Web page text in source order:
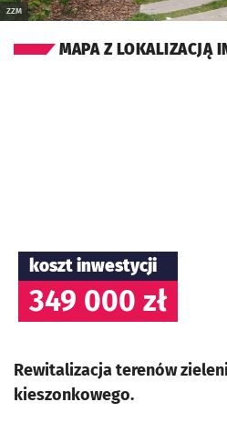
ZZM
MAPA Z LOKALIZACJĄ
koszt inwestycji
349 000 zł
Rewitalizacja terenów
kieszonkowego.